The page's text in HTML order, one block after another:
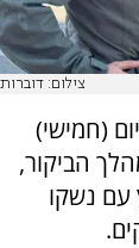
צילום: דוברות
(חמישי)
הביקור,
נשקו